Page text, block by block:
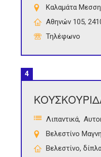
Καλαμάτα
Αθηνών 105,
Τηλέφωνο
4
Λιπαντικά
Βελεστίνο
Βελεστίνο,